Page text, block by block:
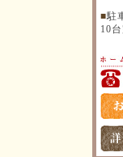
■駐
10